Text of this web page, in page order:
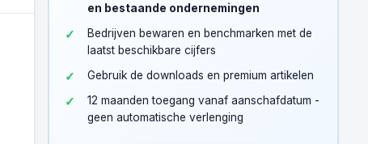
en bestaande ondernemingen
Bedrijven bewaren en benchmarken met de
laatst beschikbare cijfers
Gebruik de downloads en premium artikelen
12 maanden toegang vanaf aanschafdatum -
geen automatische verlenging